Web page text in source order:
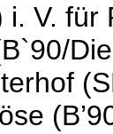
V. für